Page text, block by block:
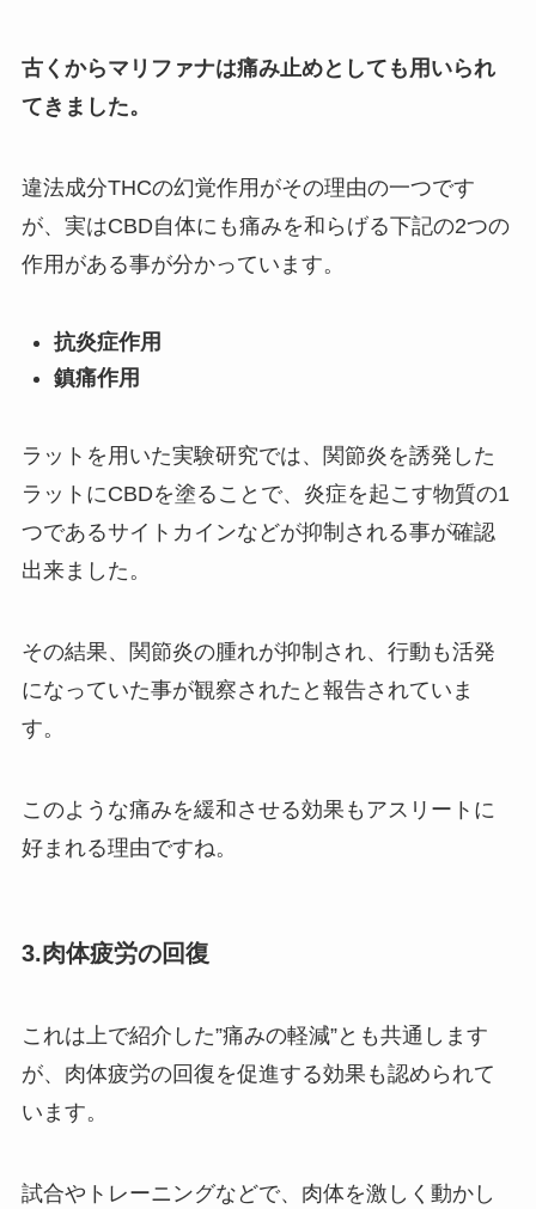
古くからマリファナは痛み止めとしても用いられ
てきました。
違法成分THCの幻覚作用がその理由の一つです
が、実はCBD自体にも痛みを和らげる下記の2つの
作用がある事が分かっています。
抗炎症作用
鎮痛作用
ラットを用いた実験研究では、関節炎を誘発した
ラットにCBDを塗ることで、炎症を起こす物質の1
つであるサイトカインなどが抑制される事が確認
出来ました。
その結果、関節炎の腫れが抑制され、行動も活発
になっていた事が観察されたと報告されていま
す。
このような痛みを緩和させる効果もアスリートに
好まれる理由ですね。
3.肉体疲労の回復
これは上で紹介した”痛みの軽減”とも共通します
が、肉体疲労の回復を促進する効果も認められて
います。
試合やトレーニングなどで、肉体を激しく動かし